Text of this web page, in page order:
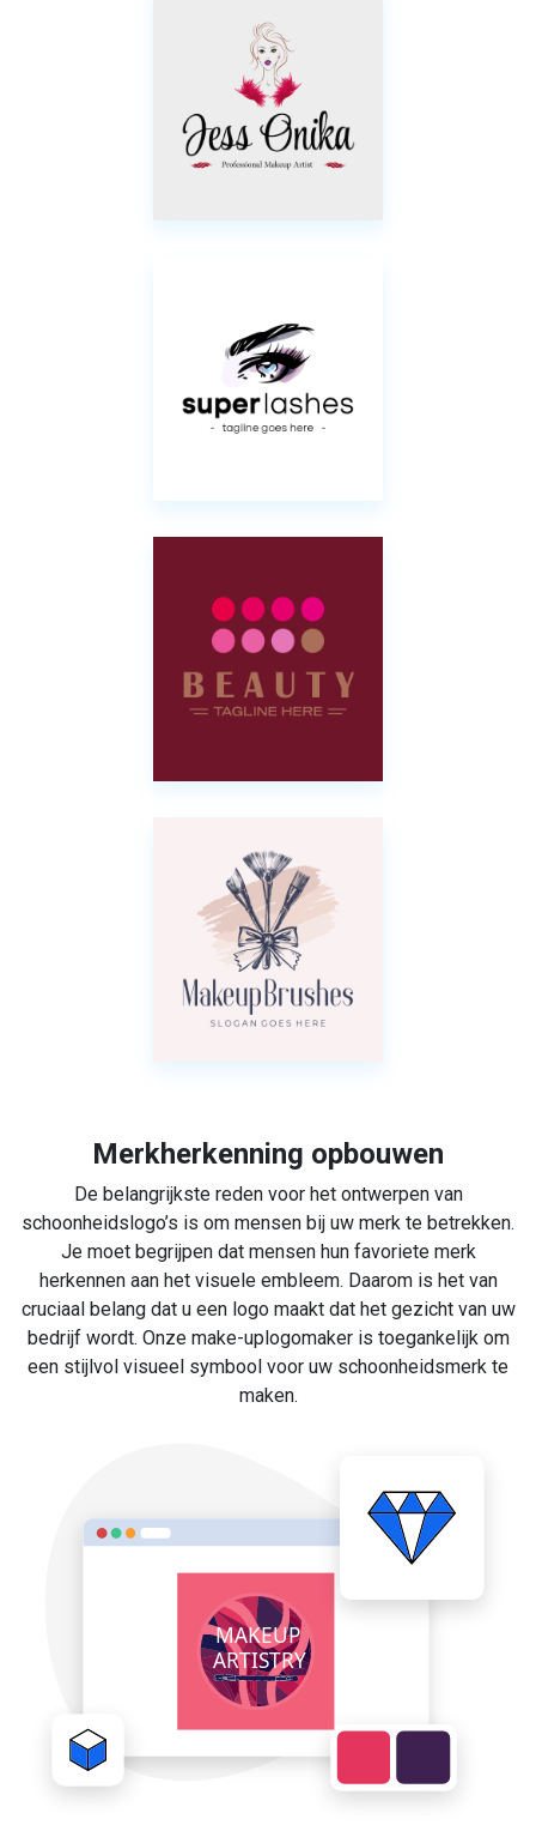
Merkherkenning opbouwen
De belangrijkste reden voor het ontwerpen van
schoonheidslogo’s is om mensen bij uw merk te betrekken.
Je moet begrijpen dat mensen hun favoriete merk
herkennen aan het visuele embleem. Daarom is het van
cruciaal belang dat u een logo maakt dat het gezicht van uw
bedrijf wordt. Onze make-uplogomaker is toegankelijk om
een stijlvol visueel symbool voor uw schoonheidsmerk te
maken.